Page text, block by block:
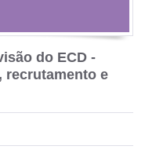
do ECD -
recrutamento e